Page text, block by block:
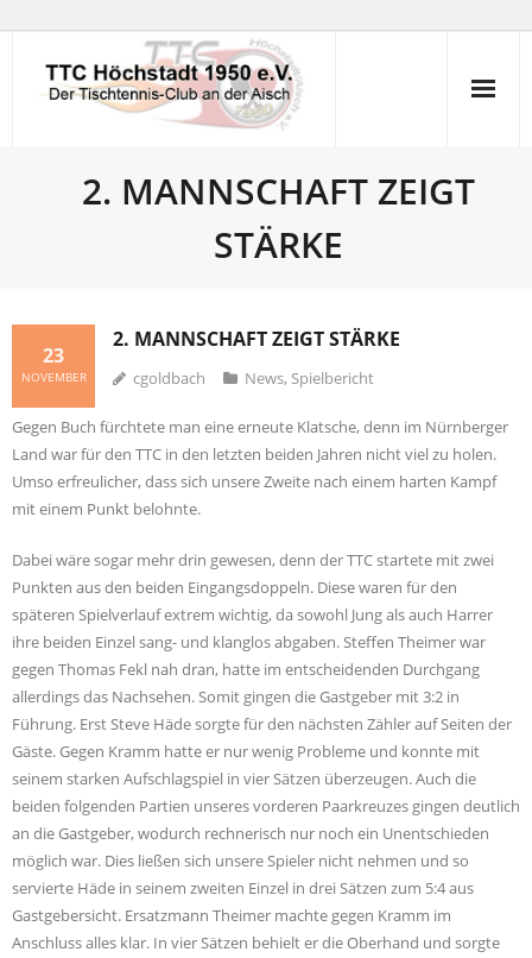
content
2. MANNSCHAFT ZEIGT
STÄRKE
2. MANNSCHAFT ZEIGT STÄRKE
23
NOVEMBER cgoldbach News, Spielbericht
Gegen Buch fürchtete man eine erneute Klatsche, denn im Nürnberger
Land war für den TTC in den letzten beiden Jahren nicht viel zu holen.
Umso erfreulicher, dass sich unsere Zweite nach einem harten Kampf
mit einem Punkt belohnte.
Dabei wäre sogar mehr drin gewesen, denn der TTC startete mit zwei
Punkten aus den beiden Eingangsdoppeln. Diese waren für den
späteren Spielverlauf extrem wichtig, da sowohl Jung als auch Harrer
ihre beiden Einzel sang- und klanglos abgaben. Steffen Theimer war
gegen Thomas Fekl nah dran, hatte im entscheidenden Durchgang
allerdings das Nachsehen. Somit gingen die Gastgeber mit 3:2 in
Führung. Erst Steve Häde sorgte für den nächsten Zähler auf Seiten der
Gäste. Gegen Kramm hatte er nur wenig Probleme und konnte mit
seinem starken Aufschlagspiel in vier Sätzen überzeugen. Auch die
beiden folgenden Partien unseres vorderen Paarkreuzes gingen deutlich
an die Gastgeber, wodurch rechnerisch nur noch ein Unentschieden
möglich war. Dies ließen sich unsere Spieler nicht nehmen und so
servierte Häde in seinem zweiten Einzel in drei Sätzen zum 5:4 aus
Gastgebersicht. Ersatzmann Theimer machte gegen Kramm im
Anschluss alles klar. In vier Sätzen behielt er die Oberhand und sorgte